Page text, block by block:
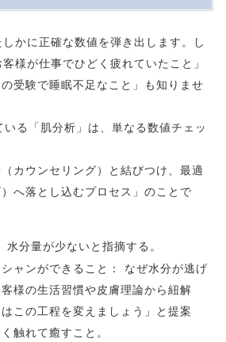
かに正確な数値を弾き出します。し
様が仕事でひどく疲れていたこと」
受験で睡眠不足なこと」も知りませ
る「肌分析」は、単なる数値チェッ
（カウンセリング）と結びつけ、最適
へ落とし込むプロセス」のことで
分量が少ないと指摘する。
ャンができること： なぜ水分が逃げ
様の生活習慣や皮膚理論から紐解
この工程を変えましょう」と提案
触れて癒すこと。